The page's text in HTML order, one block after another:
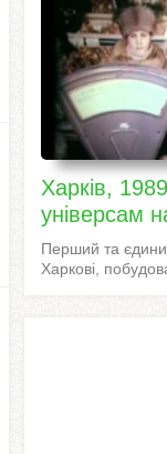
Харків,
універсам
Перший та
Харкові,